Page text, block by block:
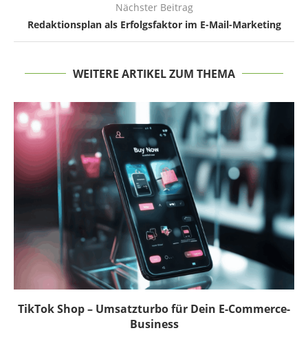
Nächster Beitrag
Redaktionsplan als Erfolgsfaktor im E-Mail-Marketing
WEITERE ARTIKEL ZUM THEMA
TikTok Shop – Umsatzturbo für Dein E-Commerce-
Business